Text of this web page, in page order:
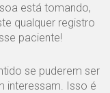
está tomando,
qualquer registro
paciente!
se puderem ser
interessam. Isso é